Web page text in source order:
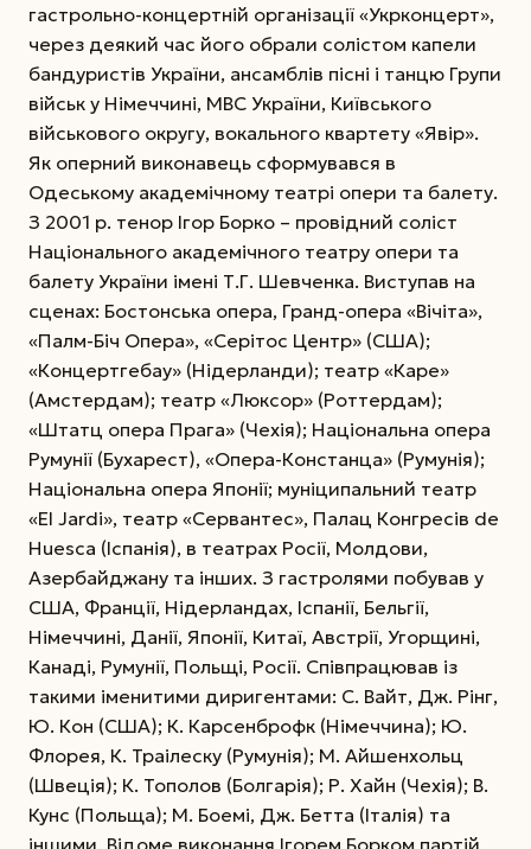
гастрольно-концертній організації «Укрконцерт»,
через деякий час його обрали солістом капели
бандуристів України, ансамблів пісні і танцю Групи
військ у Німеччині, МВС України, Київського
військового округу, вокального квартету «Явір».
Як оперний виконавець сформувався в
Одеському академічному театрі опери та балету.
З 2001 р. тенор Ігор Борко – провідний соліст
Національного академічного театру опери та
балету України імені Т.Г. Шевченка. Виступав на
сценах: Бостонська опера, Гранд-опера «Вічіта»,
«Палм-Біч Опера», «Серітос Центр» (США);
«Концертгебау» (Нідерланди); театр «Каре»
(Амстердам); театр «Люксор» (Роттердам);
«Штатц опера Прага» (Чехія); Національна опера
Румунії (Бухарест), «Опера-Констанца» (Румунія);
Національна опера Японії; муніципальний театр
«El Jardi», театр «Сервантес», Палац Конгресів dе
Huesca (Іспанія), в театрах Росії, Молдови,
Азербайджану та інших. З гастролями побував у
США, Франції, Нідерландах, Іспанії, Бельгії,
Німеччині, Данії, Японії, Китаї, Австрії, Угорщині,
Канаді, Румунії, Польщі, Росії. Співпрацював із
такими іменитими диригентами: С. Вайт, Дж. Рінг,
Ю. Кон (США); К. Карсенброфк (Німеччина); Ю.
Флорея, К. Траілеску (Румунія); М. Айшенхольц
(Швеція); К. Тополов (Болгарія); Р. Хайн (Чехія); В.
Кунс (Польща); М. Боемі, Дж. Бетта (Італія) та
іншими. Відоме виконання Ігорем Борком партій